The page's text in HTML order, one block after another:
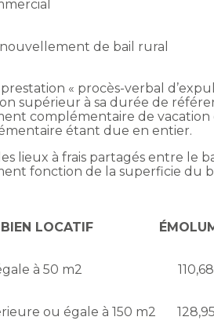
de bail rural
« procès-verbal
supérieur à sa durée de
complémentaire de vacation
étant due en entier.
lieux à frais partagés entre le
fonction de la superficie du
LOCATIF
à 50 m2
ou égale à 150 m2